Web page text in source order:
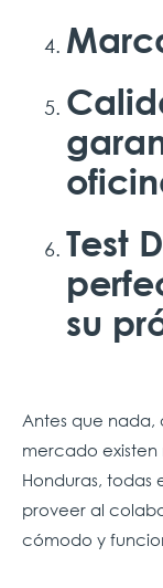
Test
su
Antes que
mercado existen
Honduras, todas
proveer al
cómodo y